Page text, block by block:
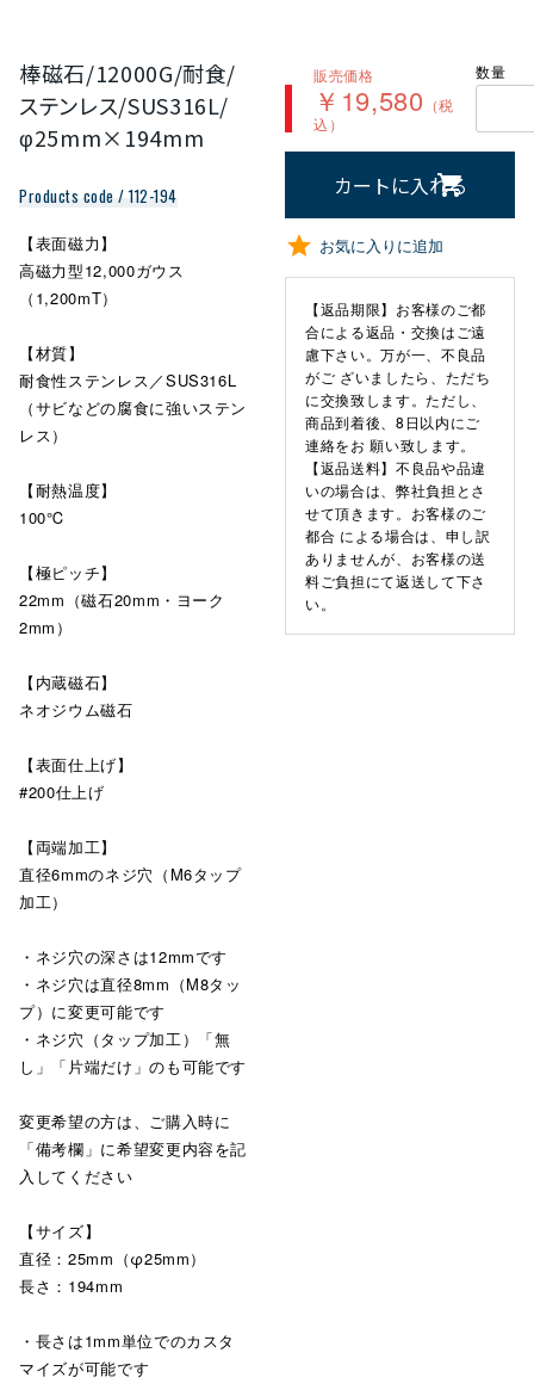
棒磁石/12000G/耐食/
ステンレス/SUS316L/
φ25mm×194mm
Products code / 112-194
【表面磁力】
高磁力型12,000ガウス
（1,200mT）
【材質】
耐食性ステンレス／SUS316L
（サビなどの腐食に強いステン
レス）
【耐熱温度】
100℃
【極ピッチ】
22mm（磁石20mm・ヨーク
2mm）
【内蔵磁石】
ネオジウム磁石
【表面仕上げ】
#200仕上げ
【両端加工】
直径6mmのネジ穴（M6タップ
加工）
・ネジ穴の深さは12mmです
・ネジ穴は直径8mm（M8タッ
プ）に変更可能です
・ネジ穴（タップ加工）「無
し」「片端だけ」のも可能です
変更希望の方は、ご購入時に
「備考欄」に希望変更内容を記
入してください
【サイズ】
直径：25mm（φ25mm）
長さ：194mm
・長さは1mm単位でのカスタ
マイズが可能です
販売価格
￥19,580 （税
込）
数量
カートに入れる
お気に入りに追加
【返品期限】お客様のご都
合による返品・交換はご遠
慮下さい。万が一、不良品
がご ざいましたら、ただち
に交換致します。ただし、
商品到着後、8日以内にご
連絡をお 願い致します。
【返品送料】不良品や品違
いの場合は、弊社負担とさ
せて頂きます。お客様のご
都合 による場合は、申し訳
ありませんが、お客様の送
料ご負担にて返送して下さ
い。